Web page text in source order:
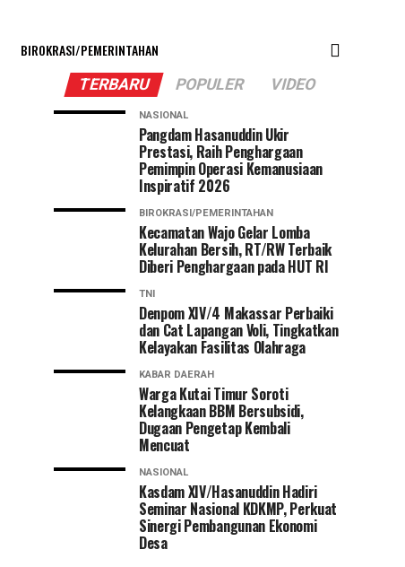
BIROKRASI/PEMERINTAHAN
TERBARU POPULER VIDEO
NASIONAL
Pangdam Hasanuddin Ukir
Prestasi, Raih Penghargaan
Pemimpin Operasi Kemanusiaan
Inspiratif 2026
BIROKRASI/PEMERINTAHAN
Kecamatan Wajo Gelar Lomba
Kelurahan Bersih, RT/RW Terbaik
Diberi Penghargaan pada HUT RI
TNI
Denpom XIV/4 Makassar Perbaiki
dan Cat Lapangan Voli, Tingkatkan
Kelayakan Fasilitas Olahraga
KABAR DAERAH
Warga Kutai Timur Soroti
Kelangkaan BBM Bersubsidi,
Dugaan Pengetap Kembali
Mencuat
NASIONAL
Kasdam XIV/Hasanuddin Hadiri
Seminar Nasional KDKMP, Perkuat
Sinergi Pembangunan Ekonomi
Desa